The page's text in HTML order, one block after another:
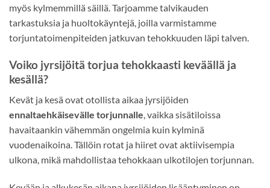
myös kylmemmillä säillä. Tarjoamme talvikauden
tarkastuksia ja huoltokäyntejä, joilla varmistamme
torjuntatoimenpiteiden jatkuvan tehokkuuden läpi talven.
Voiko jyrsijöitä torjua tehokkaasti keväällä ja
kesällä?
Kevät ja kesä ovat otollista aikaa jyrsijöiden
ennaltaehkäisevälle torjunnalle, vaikka sisätiloissa
havaitaankin vähemmän ongelmia kuin kylminä
vuodenaikoina. Tällöin rotat ja hiiret ovat aktiivisempia
ulkona, mikä mahdollistaa tehokkaan ulkotilojen torjunnan.